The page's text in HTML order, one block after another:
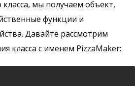
класса, мы получаем объект,
функции и
Давайте рассмотрим
класса с именем PizzaMaker: